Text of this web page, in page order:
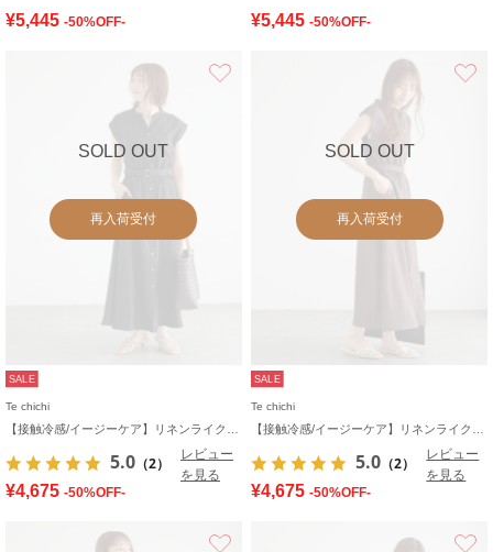
¥5,445 -50%OFF- ¥5,445 -50%OFF-
SOLD OUT
再入荷受付
SALE
Te chichi
5.0 （2）
レビュー
を見る
¥4,675 -50%OFF-
SOLD OUT
再入荷受付
SALE
Te chichi
5.0 （2）
レビュー
を見る
¥4,675 -50%OFF-